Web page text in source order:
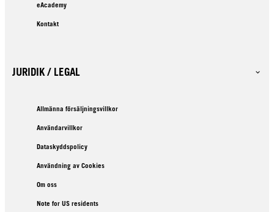
eAcademy
Kontakt
JURIDIK / LEGAL
Allmänna försäljningsvillkor
Användarvillkor
Dataskyddspolicy
Användning av Cookies
Om oss
Note for US residents